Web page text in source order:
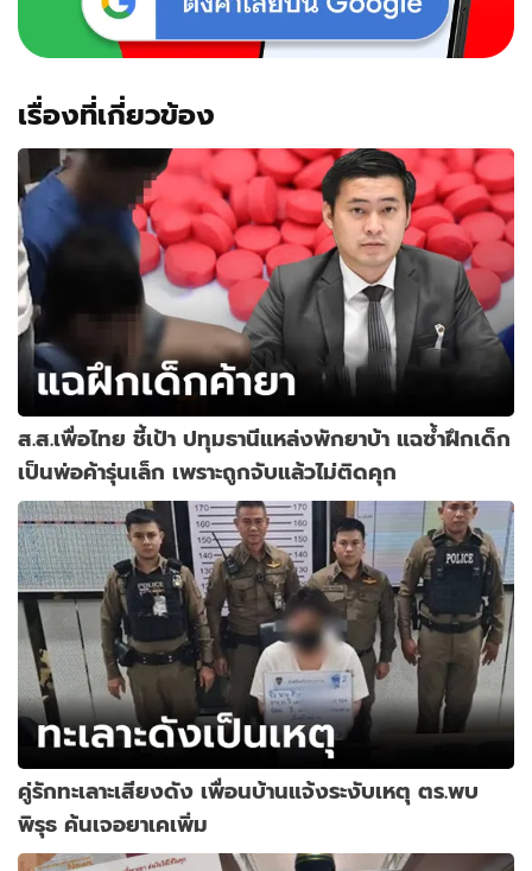
เรื่องที่เกี่ยวข้อง
ส.ส.เพื่อไทย ชี้เป้า ปทุมธานีแหล่งพักยาบ้า แฉซ้ำฝึกเด็ก
เป็นพ่อค้ารุ่นเล็ก เพราะถูกจับแล้วไม่ติดคุก
คู่รักทะเลาะเสียงดัง เพื่อนบ้านแจ้งระงับเหตุ ตร.พบ
พิรุธ ค้นเจอยาเคเพิ่ม